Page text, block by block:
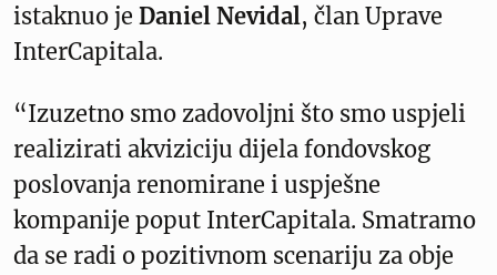
istaknuo je Daniel Nevidal, član Uprave
InterCapitala.
“Izuzetno smo zadovoljni što smo uspjeli
realizirati akviziciju dijela fondovskog
poslovanja renomirane i uspješne
kompanije poput InterCapitala. Smatramo
da se radi o pozitivnom scenariju za obje